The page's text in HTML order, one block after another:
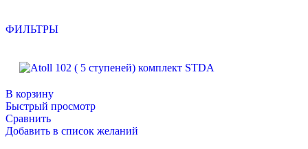
ФИЛЬТРЫ
В корзину
Быстрый просмотр
Сравнить
Добавить в список желаний